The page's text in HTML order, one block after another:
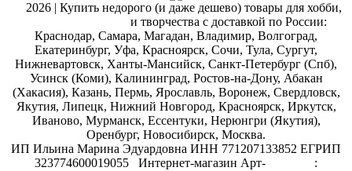
2026 | Купить недорого (и даже дешево) товары для хобби,
и творчества с доставкой по России:
Краснодар, Самара, Магадан, Владимир, Волгоград,
Екатеринбург, Уфа, Красноярск, Сочи, Тула, Сургут,
Нижневартовск, Ханты-Мансийск, Санкт-Петербург (Спб),
Усинск (Коми), Калининград, Ростов-на-Дону, Абакан
(Хакасия), Казань, Пермь, Ярославль, Воронеж, Свердловск,
Якутия, Липецк, Нижний Новгород, Красноярск, Иркутск,
Иваново, Мурманск, Ессентуки, Нерюнгри (Якутия),
Оренбург, Новосибирск, Москва.
ИП Ильина Марина Эдуардовна ИНН 771207133852 ЕГРИП
323774600019055
Интернет-магазин Арт-
: